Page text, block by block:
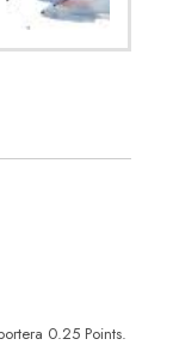
0.25 Points.